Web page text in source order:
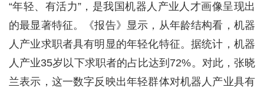
“年轻、有活力”，是我国机器人产业人才画像呈现出
的最显著特征。《报告》显示，从年龄结构看，机器
人产业求职者具有明显的年轻化特征。据统计，机器
人产业35岁以下求职者的占比达到72%。对此，张晓
兰表示，这一数字反映出年轻群体对机器人产业具有